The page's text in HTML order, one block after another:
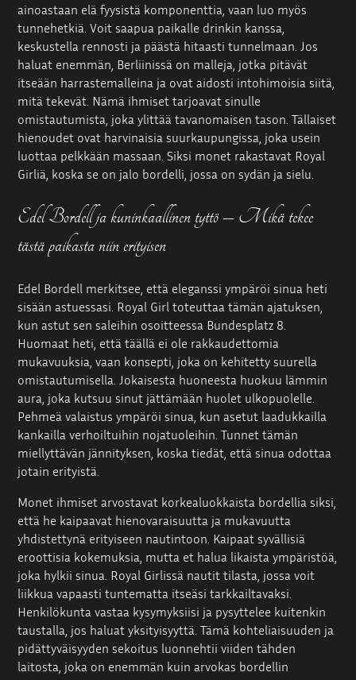
ainoastaan elä fyysistä komponenttia, vaan luo myös
tunnehetkiä. Voit saapua paikalle drinkin kanssa,
keskustella rennosti ja päästä hitaasti tunnelmaan. Jos
haluat enemmän, Berliinissä on malleja, jotka pitävät
itseään harrastemalleina ja ovat aidosti intohimoisia siitä,
mitä tekevät. Nämä ihmiset tarjoavat sinulle
omistautumista, joka ylittää tavanomaisen tason. Tällaiset
hienoudet ovat harvinaisia suurkaupungissa, joka usein
luottaa pelkkään massaan. Siksi monet rakastavat Royal
Girliä, koska se on jalo bordelli, jossa on sydän ja sielu.
Edel Bordell ja kuninkaallinen tyttö – Mikä tekee
tästä paikasta niin erityisen
Edel Bordell merkitsee, että eleganssi ympäröi sinua heti
sisään astuessasi. Royal Girl toteuttaa tämän ajatuksen,
kun astut sen saleihin osoitteessa Bundesplatz 8.
Huomaat heti, että täällä ei ole rakkaudettomia
mukavuuksia, vaan konsepti, joka on kehitetty suurella
omistautumisella. Jokaisesta huoneesta huokuu lämmin
aura, joka kutsuu sinut jättämään huolet ulkopuolelle.
Pehmeä valaistus ympäröi sinua, kun asetut laadukkailla
kankailla verhoiltuihin nojatuoleihin. Tunnet tämän
miellyttävän jännityksen, koska tiedät, että sinua odottaa
jotain erityistä.
Monet ihmiset arvostavat korkealuokkaista bordellia siksi,
että he kaipaavat hienovaraisuutta ja mukavuutta
yhdistettynä erityiseen nautintoon. Kaipaat syvällisiä
eroottisia kokemuksia, mutta et halua likaista ympäristöä,
joka hylkii sinua. Royal Girlissä nautit tilasta, jossa voit
liikkua vapaasti tuntematta itseäsi tarkkailtavaksi.
Henkilökunta vastaa kysymyksiisi ja pysyttelee kuitenkin
taustalla, jos haluat yksityisyyttä. Tämä kohteliaisuuden ja
pidättyväisyyden sekoitus luonnehtii viiden tähden
laitosta, joka on enemmän kuin arvokas bordellin